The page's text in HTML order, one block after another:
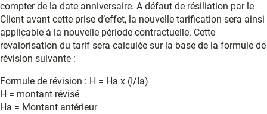
compter de la date anniversaire. A défaut de résiliation par le
Client avant cette prise d’effet, la nouvelle tarification sera ainsi
applicable à la nouvelle période contractuelle. Cette
revalorisation du tarif sera calculée sur la base de la formule de
révision suivante :
Formule de révision : H = Ha x (I/Ia)
H = montant révisé
Ha = Montant antérieur